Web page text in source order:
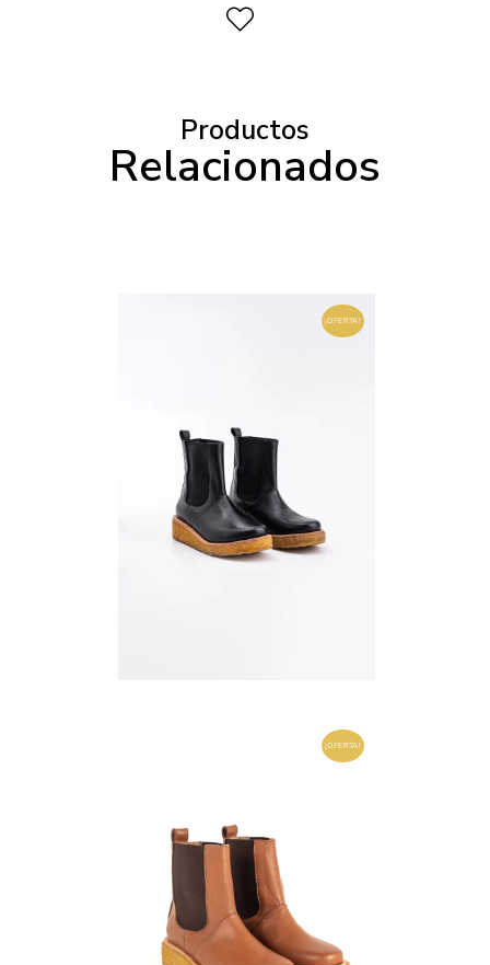
Productos
Relacionados
¡OFERTA!
¡OFERTA!